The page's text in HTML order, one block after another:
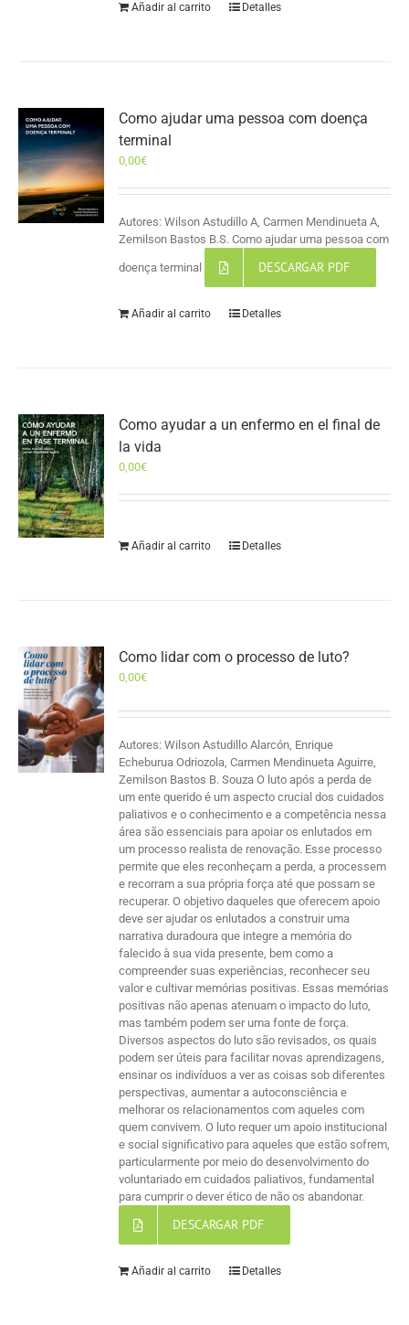
Añadir al carrito Detalles
Como ajudar uma pessoa com doença
terminal
0,00€
Autores: Wilson Astudillo A, Carmen Mendinueta A,
Zemilson Bastos B.S. Como ajudar uma pessoa com
doença terminal DESCARGAR PDF
Añadir al carrito Detalles
Como ayudar a un enfermo en el final de
la vida
0,00€
Añadir al carrito Detalles
Como lidar com o processo de luto?
0,00€
Autores: Wilson Astudillo Alarcón, Enrique
Echeburua Odriozola, Carmen Mendinueta Aguirre,
Zemilson Bastos B. Souza O luto após a perda de
um ente querido é um aspecto crucial dos cuidados
paliativos e o conhecimento e a competência nessa
área são essenciais para apoiar os enlutados em
um processo realista de renovação. Esse processo
permite que eles reconheçam a perda, a processem
e recorram a sua própria força até que possam se
recuperar. O objetivo daqueles que oferecem apoio
deve ser ajudar os enlutados a construir uma
narrativa duradoura que integre a memória do
falecido à sua vida presente, bem como a
compreender suas experiências, reconhecer seu
valor e cultivar memórias positivas. Essas memórias
positivas não apenas atenuam o impacto do luto,
mas também podem ser uma fonte de força.
Diversos aspectos do luto são revisados, os quais
podem ser úteis para facilitar novas aprendizagens,
ensinar os indivíduos a ver as coisas sob diferentes
perspectivas, aumentar a autoconsciência e
melhorar os relacionamentos com aqueles com
quem convivem. O luto requer um apoio institucional
e social significativo para aqueles que estão sofrem,
particularmente por meio do desenvolvimento do
voluntariado em cuidados paliativos, fundamental
para cumprir o dever ético de não os abandonar.
DESCARGAR PDF
Añadir al carrito Detalles